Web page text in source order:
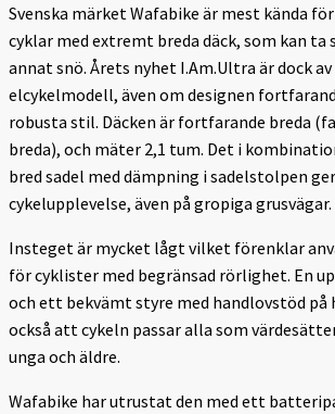
Svenska märket Wafabike är mest kända
cyklar med extremt breda däck, som kan ta
annat snö. Årets nyhet I.Am.Ultra är dock
elcykelmodell, även om designen
robusta stil. Däcken är fortfarande breda
breda), och mäter 2,1 tum. Det i
bred sadel med dämpning i sadelstolpen
cykelupplevelse, även på gropiga grusvägar.
Insteget är mycket lågt vilket förenklar
för cyklister med begränsad rörlighet. En
och ett bekvämt styre med handlovstöd på
också att cykeln passar alla som
unga och äldre.
Wafabike har utrustat den med ett